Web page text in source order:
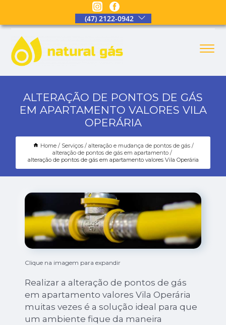
(47) 2122-0942
ALTERAÇÃO DE PONTOS DE GÁS
EM APARTAMENTO VALORES VILA
OPERÁRIA
Home Serviços
alteração e mudança de pontos de gás
alteração de pontos de gás em apartamento
alteração de pontos de gás em apartamento valores Vila Operária
Clique na imagem para expandir
Realizar a alteração de pontos de gás
em apartamento valores Vila Operária
muitas vezes é a solução ideal para que
um ambiente fique da maneira